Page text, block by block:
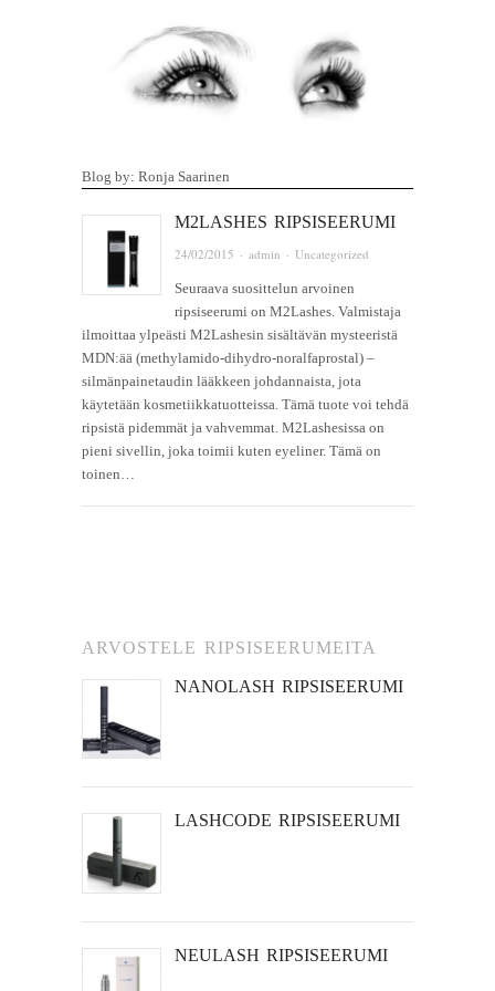
Blog by: Ronja Saarinen
M2LASHES RIPSISEERUMI
24/02/2015 ·admin ·Uncategorized
Seuraava suosittelun arvoinen
ripsiseerumi on M2Lashes. Valmistaja
ilmoittaa ylpeästi M2Lashesin sisältävän mysteeristä
MDN:ää (methylamido-dihydro-noralfaprostal) –
silmänpainetaudin lääkkeen johdannaista, jota
käytetään kosmetiikkatuotteissa. Tämä tuote voi tehdä
ripsistä pidemmät ja vahvemmat. M2Lashesissa on
pieni sivellin, joka toimii kuten eyeliner. Tämä on
toinen…
ARVOSTELE RIPSISEERUMEITA
NANOLASH RIPSISEERUMI
LASHCODE RIPSISEERUMI
NEULASH RIPSISEERUMI